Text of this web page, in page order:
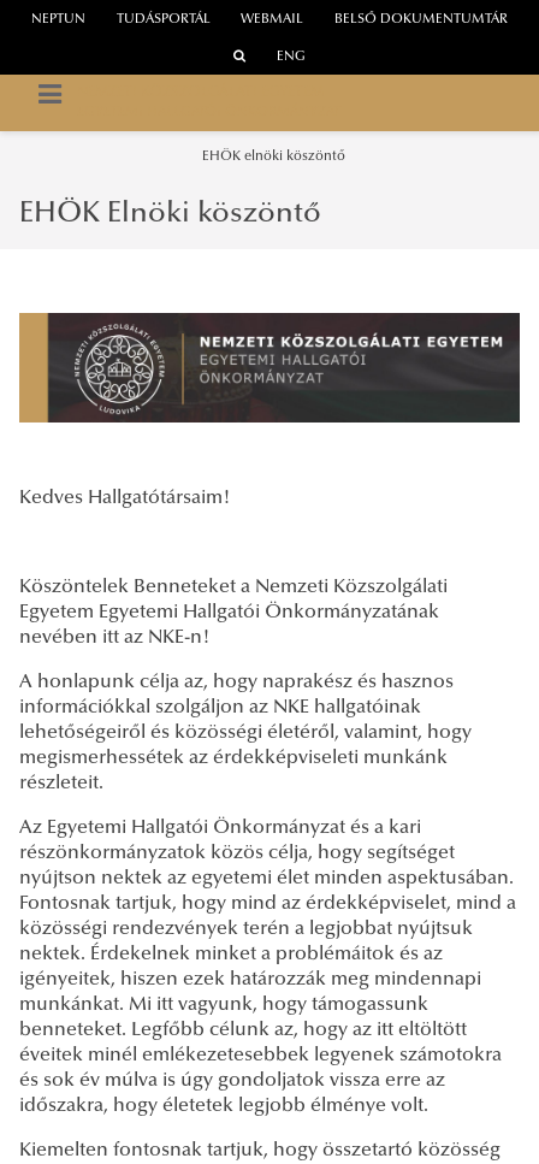
WEBMAIL
NEPTUN TUDÁSPORTÁL BELSŐ DOKUMENTUMTÁR
ENG
EHÖK elnöki köszöntő
EHÖK Elnöki köszöntő
Kedves Hallgatótársaim!
Köszöntelek Benneteket a Nemzeti Közszolgálati
Egyetem Egyetemi Hallgatói Önkormányzatának
nevében itt az NKE-n!
A honlapunk célja az, hogy naprakész és hasznos
információkkal szolgáljon az NKE hallgatóinak
lehetőségeiről és közösségi életéről, valamint, hogy
megismerhessétek az érdekképviseleti munkánk
részleteit.
Az Egyetemi Hallgatói Önkormányzat és a kari
részönkormányzatok közös célja, hogy segítséget
nyújtson nektek az egyetemi élet minden aspektusában.
Fontosnak tartjuk, hogy mind az érdekképviselet, mind a
közösségi rendezvények terén a legjobbat nyújtsuk
nektek. Érdekelnek minket a problémáitok és az
igényeitek, hiszen ezek határozzák meg mindennapi
munkánkat. Mi itt vagyunk, hogy támogassunk
benneteket. Legfőbb célunk az, hogy az itt eltöltött
éveitek minél emlékezetesebbek legyenek számotokra
és sok év múlva is úgy gondoljatok vissza erre az
időszakra, hogy életetek legjobb élménye volt.
Kiemelten fontosnak tartjuk, hogy összetartó közösség